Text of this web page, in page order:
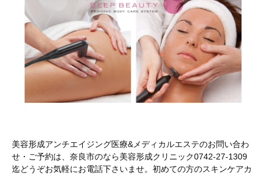
美容形成アンチエイジング医療&メディカルエステのお問い合わ
せ・ご予約は、奈良市のなら美容形成クリニック0742-27-1309
迄どうぞお気軽にお電話下さいませ。初めての方のスキンケアカ